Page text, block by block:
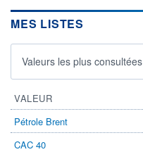
-
Non éligible
Boursobank
MES LISTES
Valeurs les plus consultées
VALEUR
Pétrole Brent
CAC 40